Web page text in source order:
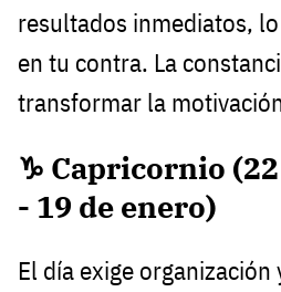
resultados inmediatos,
en tu contra. La
transformar la
♑ Capricornio
- 19 de enero)
El día exige